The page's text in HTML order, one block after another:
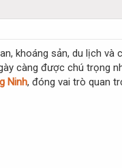
khoáng sản, du lịch và
càng được chú trọng
Ninh, đóng vai trò quan